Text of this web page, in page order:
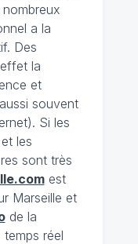
a la
Des
la
et
souvent
Si les
les
sont très
est
Marseille et
de la
réel